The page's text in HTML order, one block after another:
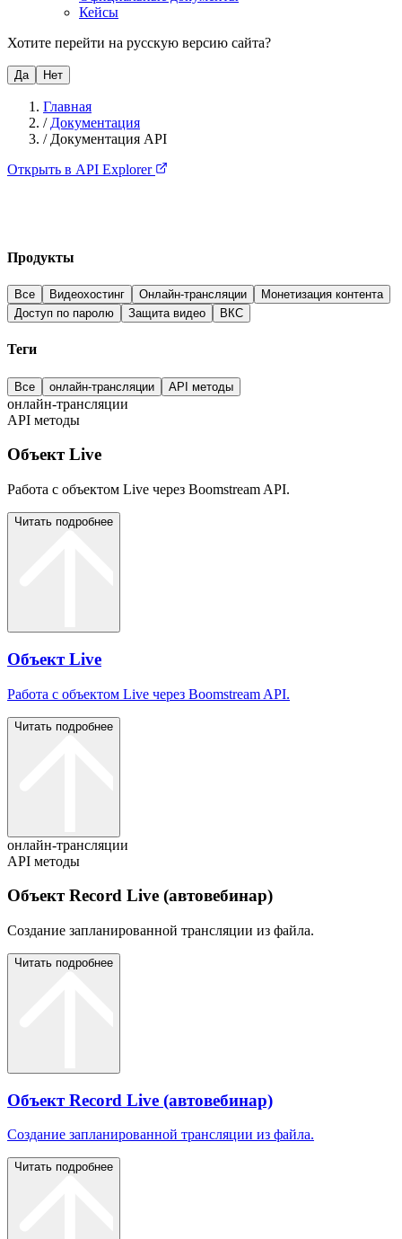
Кейсы
Хотите перейти на русскую версию сайта?
Да Нет
Главная
/ Документация
/ Документация API
Открыть в API Explorer
Продукты
Все Видеохостинг Онлайн-трансляции
Монетизация контента
Доступ по паролю
Защита видео ВКС
Теги
Все онлайн-трансляции API методы
онлайн-трансляции
API методы
Объект Live
Работа с объектом Live через Boomstream API.
Читать подробнее
Объект Live
Работа с объектом Live через Boomstream API.
Читать подробнее
онлайн-трансляции
API методы
Объект Record Live (автовебинар)
Создание запланированной трансляции из файла.
Читать подробнее
Объект Record Live (автовебинар)
Создание запланированной трансляции из файла.
Читать подробнее